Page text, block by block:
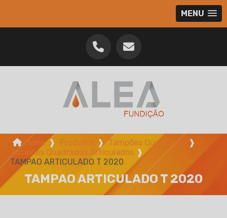
MENU
Home ❱ Produtos ❱ Tampões Quadrados
❱
Tampões Quadrados Articulados ❱
TAMPAO ARTICULADO T 2020
TAMPAO ARTICULADO T 2020